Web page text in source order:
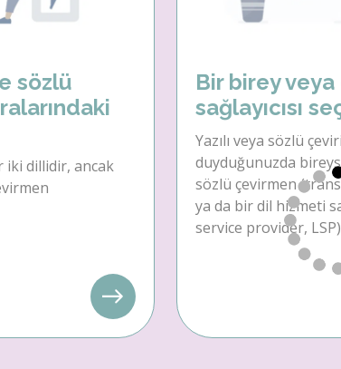
sözlü
iki dillidir, ancak
Bir birey
sağlayıcısı
Yazılı veya sözlü
duyduğunuzda
sözlü çevirmen
ya da bir dil hizmeti
service provider,